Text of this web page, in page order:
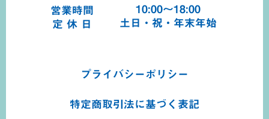
営業時間
10:00～18:00
定 休 日
土日・祝・年末年始
プライバシーポリシー
特定商取引法に基づく 表記